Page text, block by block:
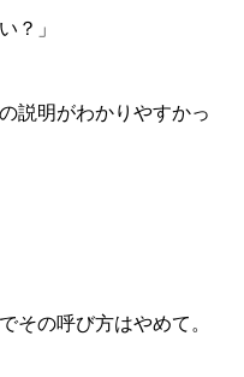
？」
説明がわかりやすかっ
の呼び方はやめて。